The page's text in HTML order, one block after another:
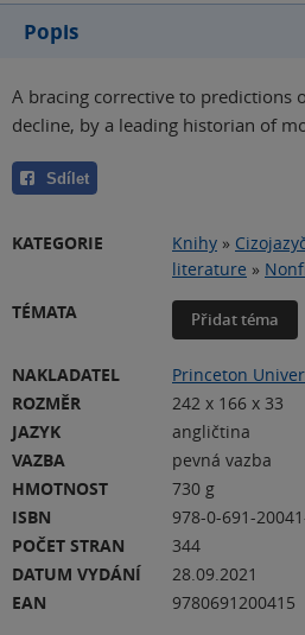
Popis
A bracing corrective to predictions
decline, by a leading historian of
Sdílet
KATEGORIE Knihy »
literature »
TÉMATA
Přidat téma
NAKLADATEL
Princeton
ROZMĚR
242 x 166 x 33
JAZYK
angličtina
VAZBA
pevná vazba
HMOTNOST
730 g
ISBN
978-0-691-
POČET STRAN
344
DATUM VYDÁNÍ
28.09.2021
EAN
9780691200415